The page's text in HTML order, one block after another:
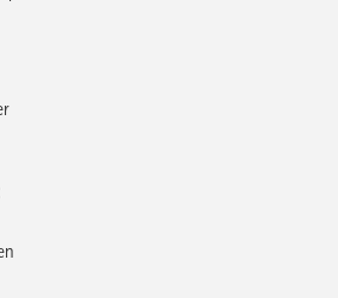
ist die Höhe der Verletztenrente
Arbeitsunfalls vom 11. Dezember 1998
geltend gemachten Anspruch sind § 7, §
und § 56 Siebtes Buch Sozialgesetzbuch
Erwerbsfähigkeit infolge eines